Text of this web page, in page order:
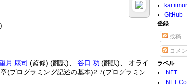
月 康司 (監修) (翻訳)、 谷口 功 (翻訳)、 オライ
(プログラミング記述の基本)2.7(プログラミン
GitHub
登録
投稿
コメン
ラベル
.NET
.NET